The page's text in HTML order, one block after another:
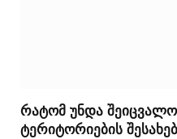
რატომ უნდა
ტერიტორიების